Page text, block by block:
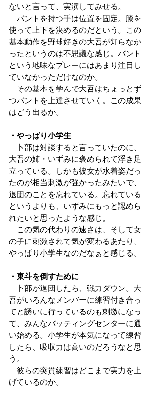
ないと言って、実演してみせる。
バントを持つ手は位置を固定。膝を
使って上下を決めるのだという。この
基本動作を野球好きの大吾が知らなか
ったというのは不思議な感じ。バント
という地味なプレーにはあまり注目し
ていなかっただけなのか。
その基本を学んで大吾はちょっとず
つバントを上達させていく。この成果
はどう出るか。
・やっぱり小学生
卜部は対談すると言っていたのに、
大吾の姉・いずみに褒められて浮き足
立っている。しかも彼女が水着姿だっ
たのが相当刺激が強かったみたいで、
退団のことを忘れている。忘れている
というよりも、いずみにもっと認めら
れたいと思ったような感じ。
この気の代わりの速さは、そして女
の子に刺激されて気が変わるあたり、
やっぱり小学生なのだなぁと感じる。
・東斗を倒すために
卜部が退団したら、戦力ダウン。大
吾がいろんなメンバーに練習付き合っ
てと誘いに行っているのも刺激になっ
て、みんなバッティングセンターに通
い始める。小学生が本気になって練習
したら、吸収力は高いのだろうなと思
う。
彼らの突貫練習はどこまで実力を上
げているのか。